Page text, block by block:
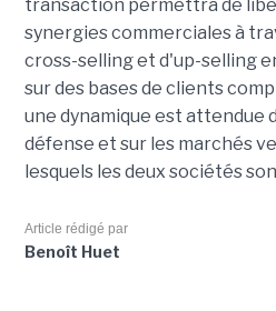
transaction permettra de
synergies commerciales à
cross-selling et d'up-selling
sur des bases de clients
une dynamique est attendue
défense et sur les marchés
lesquels les deux sociétés
Article rédigé par
Benoît Huet